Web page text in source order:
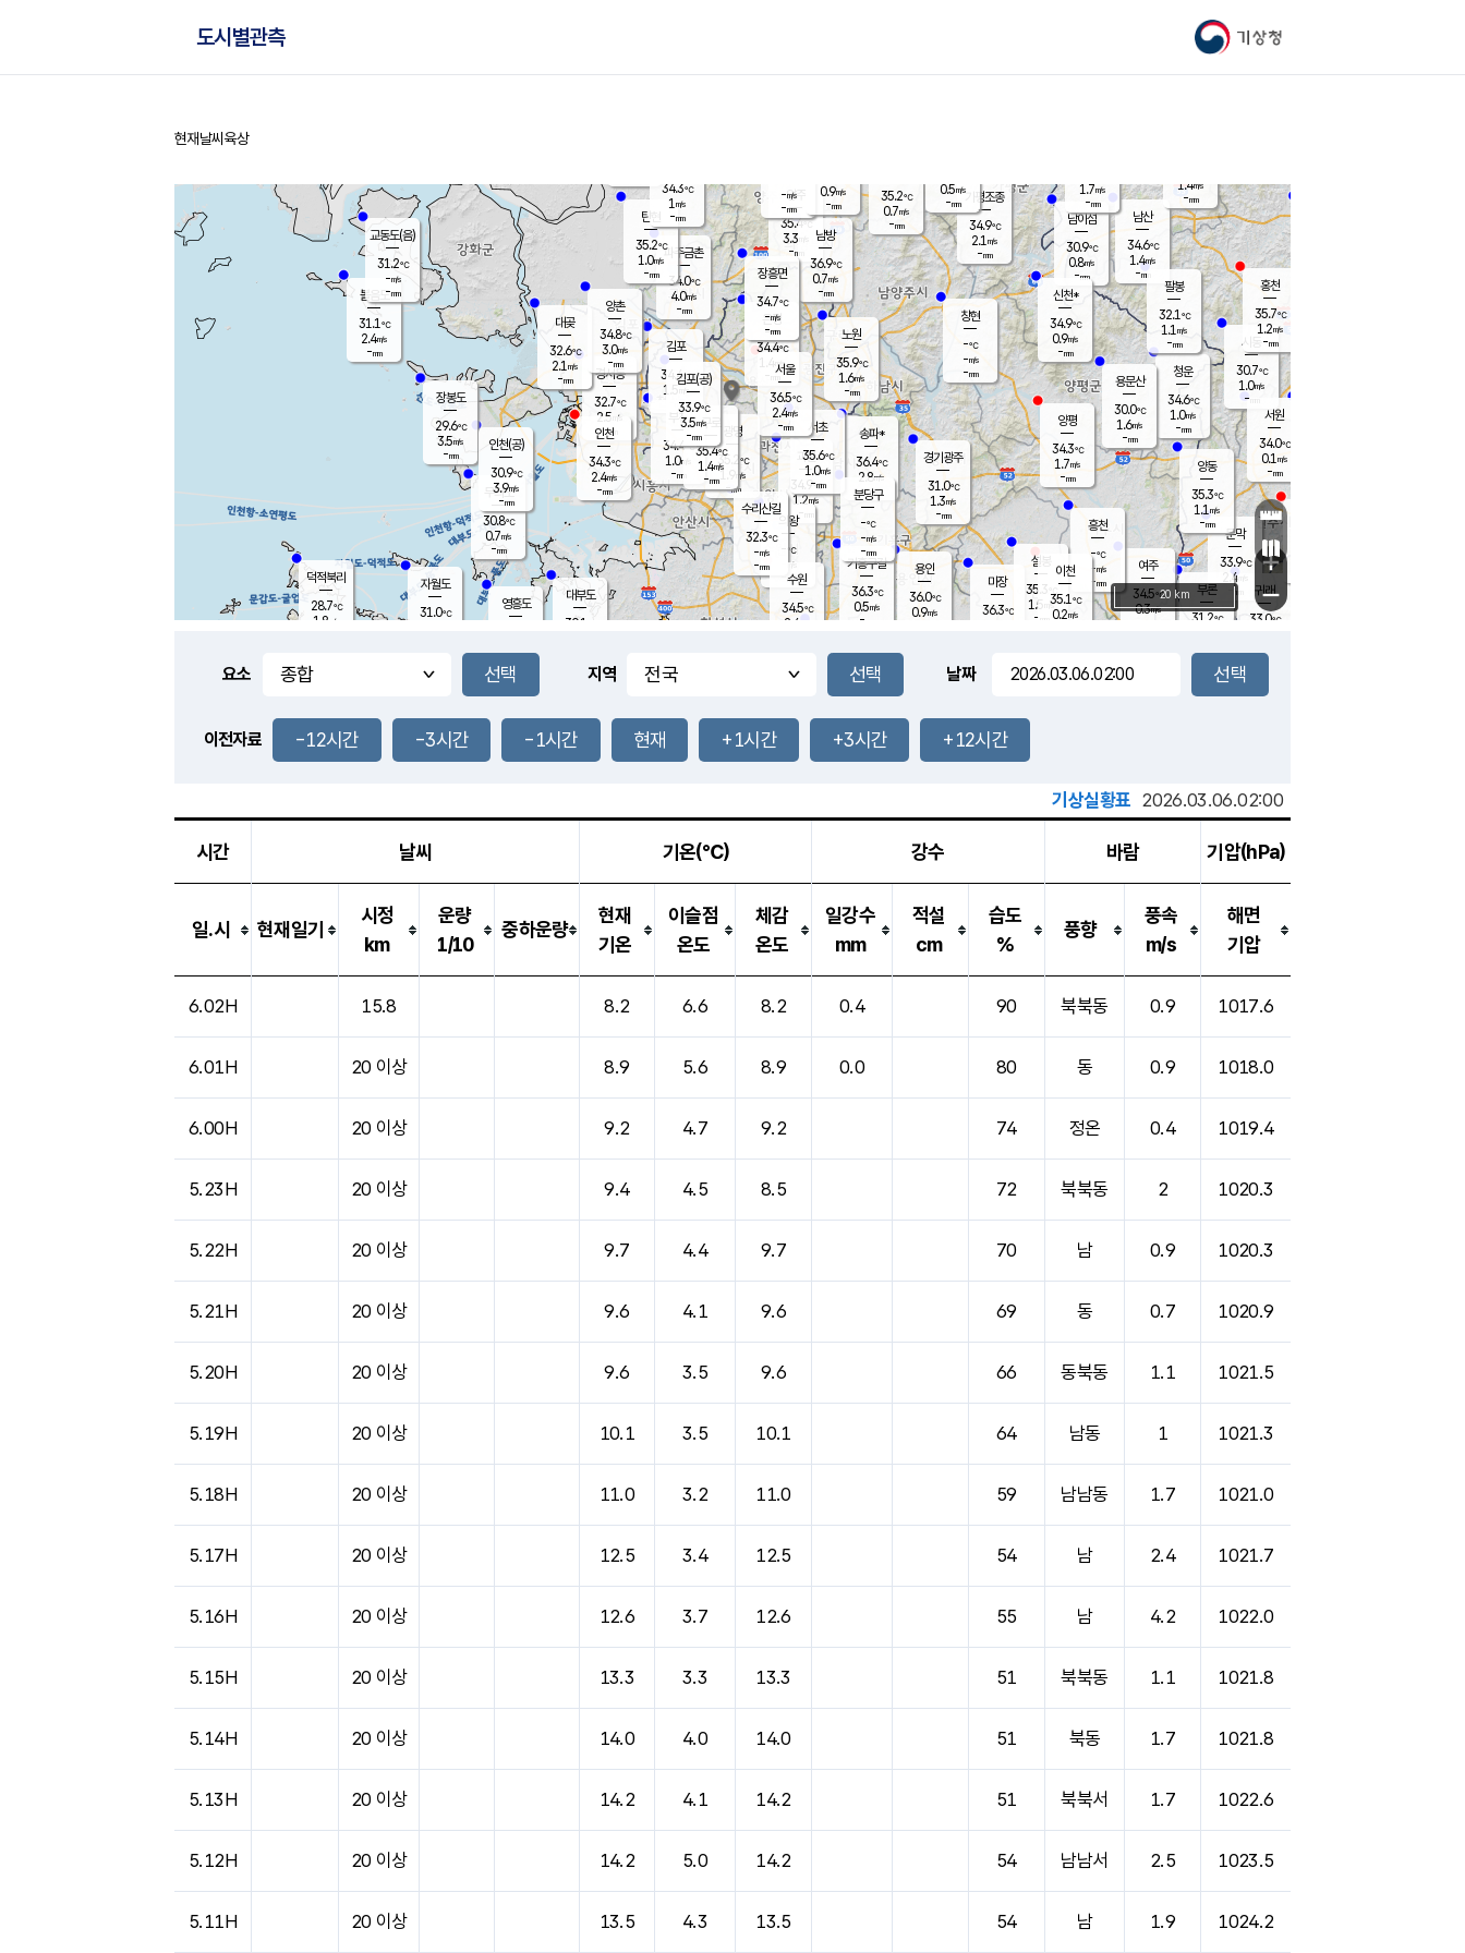
기상청
도시별관측
홈
현재날씨 육상
풍도
2.7m/s
문막
33.9℃
2.4m/s
mm
남이섬
30.9℃
0.8m/s
-mm
무의도
30.8℃
0.7m/s
-mm
영흥도
볼음도
31.1℃
2.4m/s
-mm
자월도
31.0℃
양주
35.4℃
3.3
-mm
부론
31.2℃
과천
34.9℃
1.2m/s
- mm
남산
34.6℃
1.4m/s
-mm
장봉도
29.6℃
3.5m/s
-mm
-mm
청운
34.6℃
1.0m/s
-mm
팔봉
32.1℃
1.1 m/s
-mm
-mm
용인
36.0℃
0.9m/s
여주
34.5℃
0.3m/s
양동
35.3℃
1.1m/s
-mm
경기광주
31.0℃
1.3m/s
-mm
장호원
1.7m/s
-mm
30.9
℃
대부도
30.1
-
경서동
32.7℃
2.5 m/s
-mm
파주금촌
34.0℃
4.0m/s
-mm
가평조종
34.9℃
2.1 m/s
-mm
35.2℃
0.7m/s
-mm
대곶
32.6℃
2.1 m/s
-mm
신천*
34.9℃
0.9m/s
-mm
창현
-℃
-m/s
-mm
탄현
35.2℃
1.0m/s
-mm
0.5m/s
-mm
35.8℃
0.8m/s
-mm
흥천
-℃
-m/s
-mm
마장
36.3℃
의왕
- ℃
m/s
mm
김포
34.4℃
1.5 m/s
mm
설봉
35.3
1.5 m/s
- mm
광명
35.2 ℃
1.9 m/s
-mm
부천
34.4℃
1.0m/s
-mm
-mm
양촌
34.8℃
3.0m/s
-mm
구로
35.4℃
1.4m/s
-mm
은평
34.4℃
1.4 m/s
- mm
노원
35.9℃
1.6m/s
-mm
송파*
36.4℃
2.8m/s
-mm
서초
35.6℃
1.0m/s
-mm
남방
36.9℃
0.7m/s
-mm
기흥구갈
36.3℃
0.5m/s
-
수리산길
32.3℃
-m/s
-mm
분당구
-℃
-m/s
-mm
장흥면
34.7℃
-m/s
-mm
-m/s
-mm
시동
30.7℃
1.0m/s
- mm
귀래
33.0℃
서원
34.0℃
0.1 m/s
-mm
용문산
30.0℃
1.6m/s
-mm
덕적북리
28.7℃
1.8 m/s
인천(공)
30.9℃
3.9m/s
-mm
김포(공)
33.9℃
3.5m/s
-mm
교동도(음)
31.2℃
-m/s
-mm
홍천
35.7℃
1.2m/s
-mm
이천
35.1℃
0.2m/s
양평
34.3℃
1.7m/s
-mm
수원
34.5℃
2.4 m/s
인천
34.3℃
2.4m/s
-mm
서울
36.5℃
2.4m/s
-mm
1.4m/s
-mm
34.3℃
1 m/s
-mm
0.9m/s
-mm
+
−
20 km
요소 지역 날짜
이전자료 -12시간 -3시간 -1시간 현재 +1시간 +3시간 +12시간
기상실황표 2026.03.06.02:00
시간 날씨 기온(℃) 강수 바람 기압(hPa)
일.시 현재일기
시정
km
운량
1/10
중하운량
현재
기온
이슬점
온도
체감
온도
일강수
mm
적설
cm
습도
%
풍향
풍속
m/s
해면
기압
6.02H 15.8 8.2 6.6 8.2 0.4 90 북북동 0.9 1017.6
6.01H 20 이상 8.9 5.6 8.9 0.0 80 동 0.9 1018.0
6.00H 20 이상 9.2 4.7 9.2 74 정온 0.4 1019.4
5.23H 20 이상 9.4 4.5 8.5 72 북북동 2 1020.3
5.22H 20 이상 9.7 4.4 9.7 70 남 0.9 1020.3
5.21H 20 이상 9.6 4.1 9.6 69 동 0.7 1020.9
5.20H 20 이상 9.6 3.5 9.6 66 동북동 1.1 1021.5
5.19H 20 이상 10.1 3.5 10.1 64 남동 1 1021.3
5.18H 20 이상 11.0 3.2 11.0 59 남남동 1.7 1021.0
5.17H 20 이상 12.5 3.4 12.5 54 남 2.4 1021.7
5.16H 20 이상 12.6 3.7 12.6 55 남 4.2 1022.0
5.15H 20 이상 13.3 3.3 13.3 51 북북동 1.1 1021.8
5.14H 20 이상 14.0 4.0 14.0 51 북동 1.7 1021.8
5.13H 20 이상 14.2 4.1 14.2 51 북북서 1.7 1022.6
5.12H 20 이상 14.2 5.0 14.2 54 남남서 2.5 1023.5
5.11H 20 이상 13.5 4.3 13.5 54 남 1.9 1024.2